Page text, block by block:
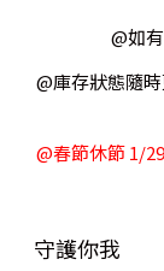
@如
@庫存狀態隨
@春節休節 1/
守護你我